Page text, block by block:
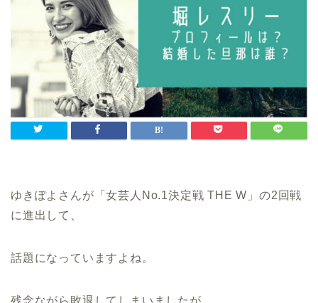
ゆきぽよさんが「女芸人No.1決定戦 THE W」の2回戦
に進出して、
話題になっていますよね。
残念ながら敗退してしまいましたが、